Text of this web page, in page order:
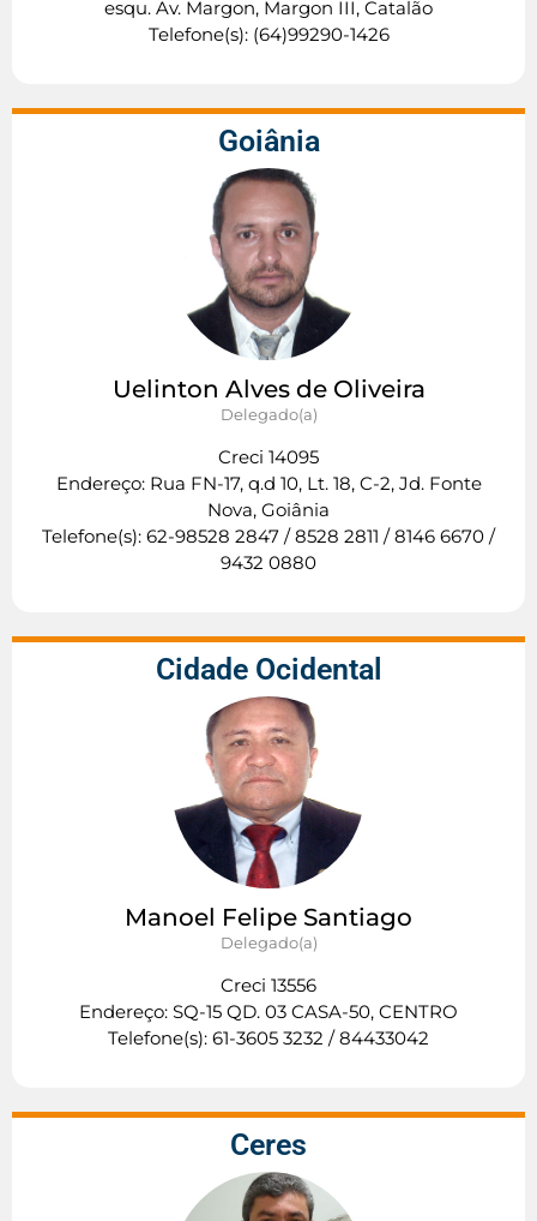
esqu. Av. Margon, Margon III, Catalão
Telefone(s): (64)99290-1426
Goiânia
Uelinton Alves de Oliveira
Delegado(a)
Creci 14095
Endereço: Rua FN-17, q.d 10, Lt. 18, C-2, Jd. Fonte
Nova, Goiânia
Telefone(s): 62-98528 2847 / 8528 2811 / 8146 6670 /
9432 0880
Cidade Ocidental
Manoel Felipe Santiago
Delegado(a)
Creci 13556
Endereço: SQ-15 QD. 03 CASA-50, CENTRO
Telefone(s): 61-3605 3232 / 84433042
Ceres